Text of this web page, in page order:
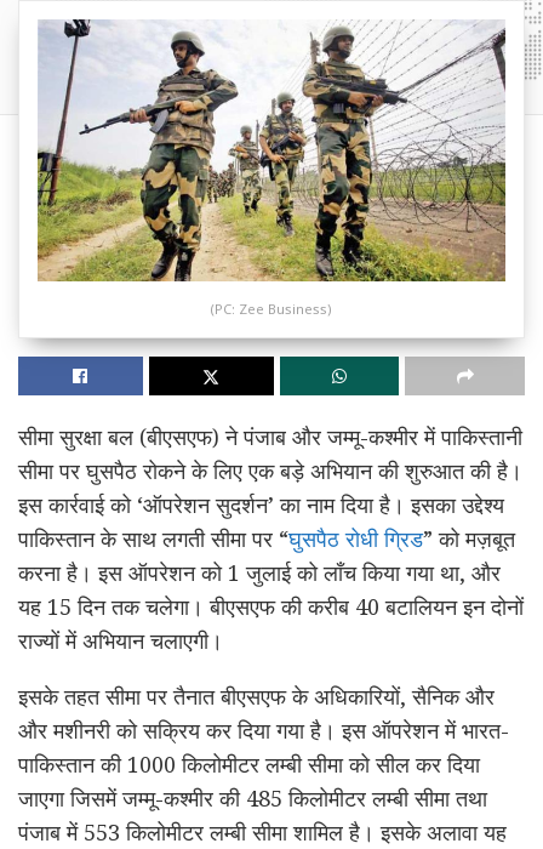
(PC: Zee Business)
सीमा सुरक्षा बल (बीएसएफ) ने पंजाब और जम्मू-कश्मीर में पाकिस्तानी
सीमा पर घुसपैठ रोकने के लिए एक बड़े अभियान की शुरुआत की है।
इस कार्रवाई को ‘ऑपरेशन सुदर्शन’ का नाम दिया है। इसका उद्देश्य
पाकिस्तान के साथ लगती सीमा पर “घुसपैठ रोधी ग्रिड” को मज़बूत
करना है। इस ऑपरेशन को 1 जुलाई को लॉंच किया गया था, और
यह 15 दिन तक चलेगा। बीएसएफ की करीब 40 बटालियन इन दोनों
राज्यों में अभियान चलाएगी।
इसके तहत सीमा पर तैनात बीएसएफ के अधिकारियों, सैनिक और
और मशीनरी को सक्रिय कर दिया गया है। इस ऑपरेशन में भारत-
पाकिस्तान की 1000 किलोमीटर लम्बी सीमा को सील कर दिया
जाएगा जिसमें जम्मू-कश्मीर की 485 किलोमीटर लम्बी सीमा तथा
पंजाब में 553 किलोमीटर लम्बी सीमा शामिल है। इसके अलावा यह